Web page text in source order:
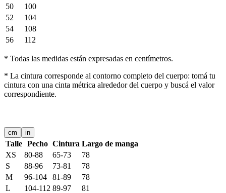
50
100
52
104
54
108
56
112
* Todas las medidas están expresadas en centímetros.
* La cintura corresponde al contorno completo del cuerpo: tomá tu
cintura con una cinta métrica alrededor del cuerpo y buscá el valor
correspondiente.
cm in
Talle Pecho Cintura Largo de manga
XS
80-88 65-73
78
S
88-96 73-81
78
M
96-104 81-89
78
L
104-112 89-97
81